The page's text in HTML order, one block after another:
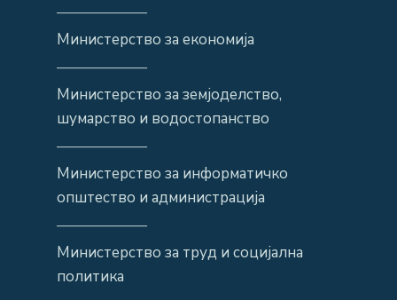
——————
Министерство за економија
——————
Министерство за земјоделство,
шумарство и водостопанство
——————
Министерство за информатичко
општество и администрација
——————
Министерство за труд и социјална
политика